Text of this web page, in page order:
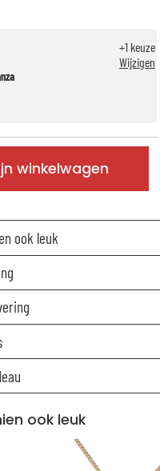
+1 keuze
Wijzigen
winkelwagen
ook leuk
ook leuk